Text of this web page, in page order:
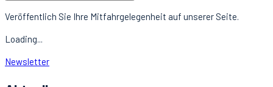
Veröffentlich Sie Ihre Mitfahrgelegenheit auf unserer Seite.
Loading...
Newsletter